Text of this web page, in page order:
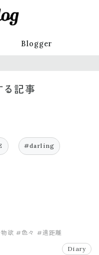
Blogger
記事
#darling
欲 #色々 #遠距離
Diary